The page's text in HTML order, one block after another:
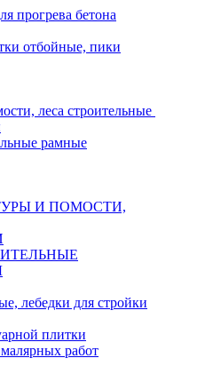
прогрева бетона
отбойные, пики
леса строительные
рамные
И ПОМОСТИ,
лебедки для стройки
плитки
работ